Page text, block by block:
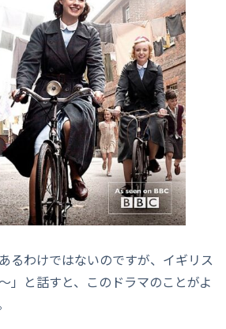
るわけではないのですが、イギリス
」と話すと、このドラマのことがよ